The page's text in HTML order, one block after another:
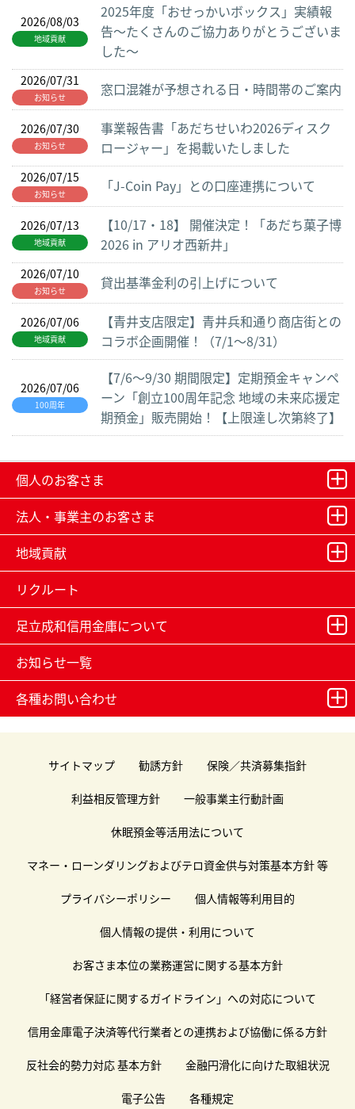
2026/08/03
地域貢献
2025年度「おせっかいボックス」実績報
告～たくさんのご協力ありがとうございま
した～
2026/07/31
お知らせ 窓口混雑が予想される日・時間帯のご案内
2026/07/30
お知らせ
事業報告書「あだちせいわ2026ディスク
ロージャー」を掲載いたしました
2026/07/15
お知らせ 「J-Coin Pay」との口座連携について
2026/07/13
地域貢献
【10/17・18】 開催決定！「あだち菓子博
2026 in アリオ西新井」
2026/07/10
お知らせ 貸出基準金利の引上げについて
2026/07/06
地域貢献
【青井支店限定】青井兵和通り商店街との
コラボ企画開催！（7/1～8/31）
2026/07/06
100周年
【7/6～9/30 期間限定】定期預金キャンペ
ーン「創立100周年記念 地域の未来応援定
期預金」販売開始！【上限達し次第終了】
個人のお客さま
法人・事業主のお客さま
地域貢献
リクルート
足立成和信用金庫について
お知らせ一覧
各種お問い合わせ
サイトマップ 勧誘方針 保険／共済募集指針
利益相反管理方針 一般事業主行動計画
休眠預金等活用法について
マネー・ローンダリングおよびテロ資金供与対策基本方針 等
プライバシーポリシー 個人情報等利用目的
個人情報の提供・利用について
お客さま本位の業務運営に関する基本方針
「経営者保証に関するガイドライン」への対応について
信用金庫電子決済等代行業者との連携および協働に係る方針
反社会的勢力対応 基本方針 金融円滑化に向けた取組状況
電子公告 各種規定